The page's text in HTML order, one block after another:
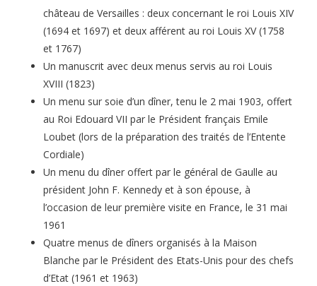
château de Versailles : deux concernant le roi Louis XIV
(1694 et 1697) et deux afférent au roi Louis XV (1758
et 1767)
Un manuscrit avec deux menus servis au roi Louis
XVIII (1823)
Un menu sur soie d’un dîner, tenu le 2 mai 1903, offert
au Roi Edouard VII par le Président français Emile
Loubet (lors de la préparation des traités de l’Entente
Cordiale)
Un menu du dîner offert par le général de Gaulle au
président John F. Kennedy et à son épouse, à
l’occasion de leur première visite en France, le 31 mai
1961
Quatre menus de dîners organisés à la Maison
Blanche par le Président des Etats-Unis pour des chefs
d’Etat (1961 et 1963)